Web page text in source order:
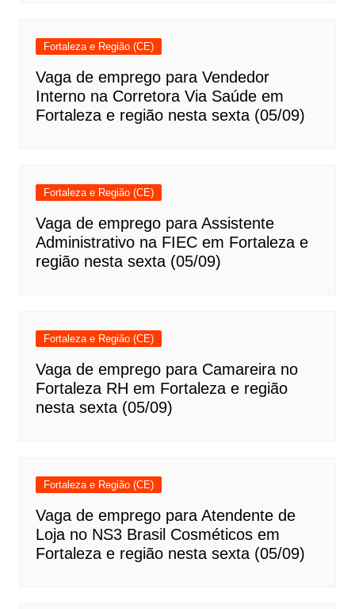
Fortaleza e Região (CE)
Vaga de emprego para Vendedor
Interno na Corretora Via Saúde em
Fortaleza e região nesta sexta (05/09)
Fortaleza e Região (CE)
Vaga de emprego para Assistente
Administrativo na FIEC em Fortaleza e
região nesta sexta (05/09)
Fortaleza e Região (CE)
Vaga de emprego para Camareira no
Fortaleza RH em Fortaleza e região
nesta sexta (05/09)
Fortaleza e Região (CE)
Vaga de emprego para Atendente de
Loja no NS3 Brasil Cosméticos em
Fortaleza e região nesta sexta (05/09)